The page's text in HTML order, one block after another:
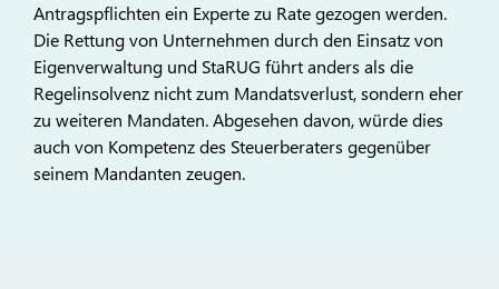
Antragspflichten ein Experte zu Rate gezogen werden.
Die Rettung von Unternehmen durch den Einsatz von
Eigenverwaltung und StaRUG führt anders als die
Regelinsolvenz nicht zum Mandatsverlust, sondern eher
zu weiteren Mandaten. Abgesehen davon, würde dies
auch von Kompetenz des Steuerberaters gegenüber
seinem Mandanten zeugen.